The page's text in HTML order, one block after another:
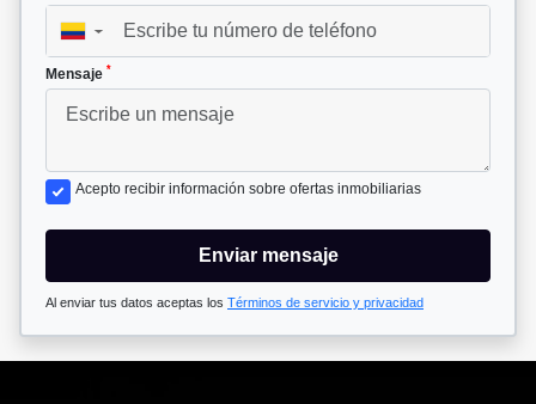
▼
Mensaje *
Acepto recibir información sobre ofertas inmobiliarias
Enviar mensaje
Al enviar tus datos aceptas los Términos de servicio y privacidad